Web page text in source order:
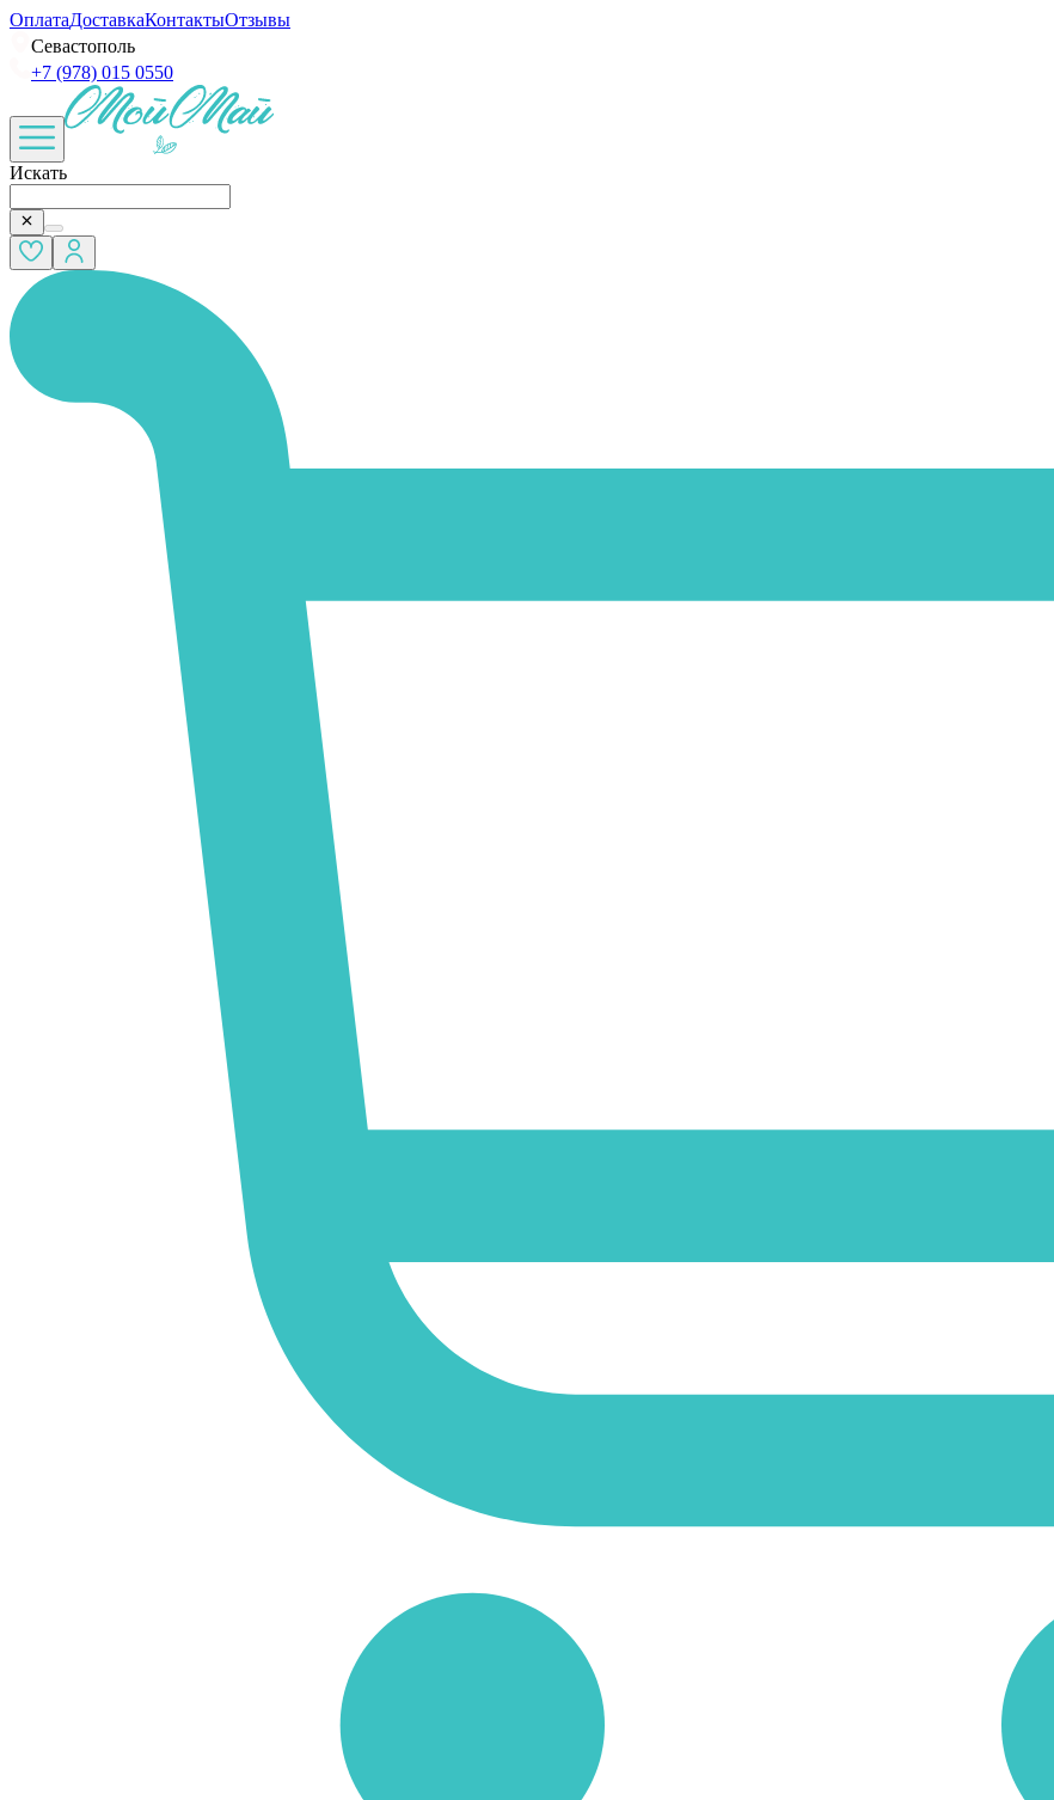
ОплатаДоставкаКонтактыОтзывы
Севастополь
+7 (978) 015 0550
Искать